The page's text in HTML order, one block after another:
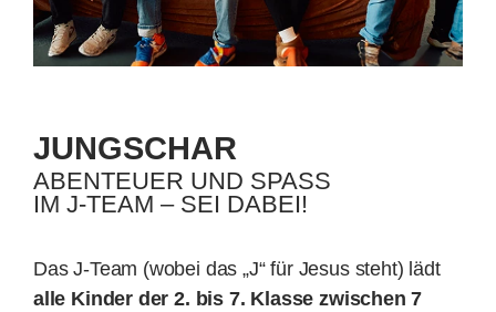
Spenden
Kontakt
JUNGSCHAR
ABENTEUER UND SPASS
IM J-TEAM – SEI DABEI!
Das J-Team (wobei das „J“ für Jesus steht) lädt
alle Kinder der 2. bis 7. Klasse zwischen 7